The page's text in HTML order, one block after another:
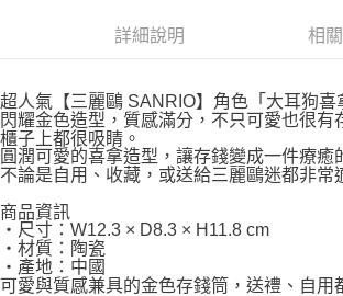
每筆NT$65，滿NT$999(含以上)免運費
每筆NT$65，滿NT$999(含以上)免運費
宅配
每筆NT$100，滿NT$999(含以上)免運費
詳細說明 相
超人氣【三麗鷗 SANRIO】角色「大耳狗喜
閃耀金色造型，質感滿分，不只可愛也很有
櫃子上都很吸睛。
圓潤可愛的喜拿造型，讓存錢變成一件療癒
不論是自用、收藏，或送給三麗鷗迷都非常
商品資訊
・尺寸：W12.3 × D8.3 × H11.8 cm
・材質：陶瓷
・產地：中國
可愛與質感兼具的金色存錢筒，送禮、自用